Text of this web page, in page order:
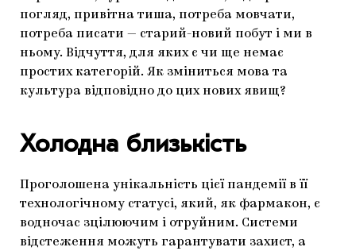
погляд, привітна тиша, потреба мовчати,
потреба писати — старий-новий побут і ми в
ньому. Відчуття, для яких є чи ще немає
простих категорій. Як зміниться мова та
культура відповідно до цих нових явищ?
Холодна близькість
Проголошена унікальність цієї пандемії в її
технологічному статусі, який, як фармакон, є
водночас зцілюючим і отруйним. Системи
відстеження можуть гарантувати захист, а